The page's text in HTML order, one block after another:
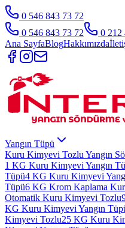
0 546 843 73 72
0 546 843 73 72
0 212
Ana SayfaBlogHakkımızda
Yangın Tüpü
Kuru Kimyevi Tozlu Yangın
1 KG Kuru Kimyevi Yangın
Tüpü4 KG Kuru Kimyevi
Tüpü6 KG Krom Kaplama
Otomatik Kuru Kimyevi Tozlu
KG Kuru Kimyevi Yangın
Kimyevi Tozlu25 KG Kuru